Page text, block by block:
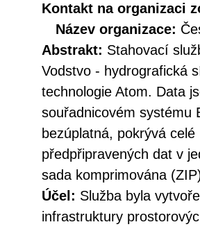
Kontakt na organizaci
Název organizace:
Abstrakt: Stahovací
Vodstvo - hydrografická
technologie Atom. Data
souřadnicovém systému
bezúplatná, pokrývá
předpřipravených dat v
sada komprimována
Účel: Služba byla
infrastruktury